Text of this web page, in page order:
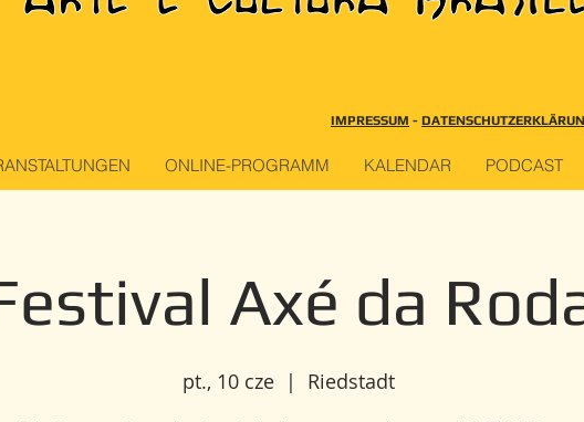
IMPRESSUM -
ONLINE-PROGRAMM KALENDAR PODCAST
Axé da
pt., 10 cze
  |
Riedstadt